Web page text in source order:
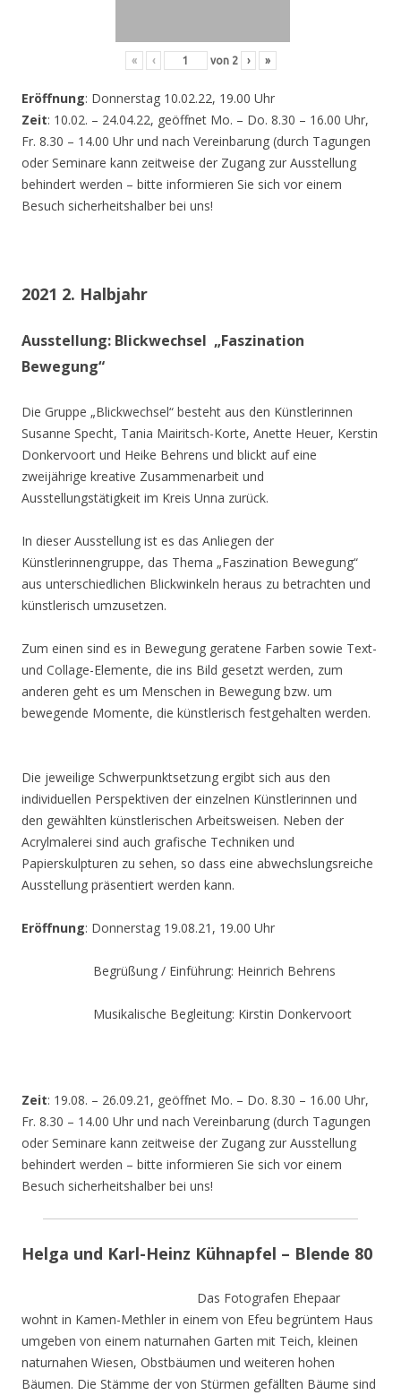
« ‹ von 2 › »
Eröffnung: Donnerstag 10.02.22, 19.00 Uhr
Zeit: 10.02. – 24.04.22, geöffnet Mo. – Do. 8.30 – 16.00 Uhr,
Fr. 8.30 – 14.00 Uhr und nach Vereinbarung (durch Tagungen
oder Seminare kann zeitweise der Zugang zur Ausstellung
behindert werden – bitte informieren Sie sich vor einem
Besuch sicherheitshalber bei uns!
2021 2. Halbjahr
Ausstellung: Blickwechsel „Faszination
Bewegung“
Die Gruppe „Blickwechsel“ besteht aus den Künstlerinnen
Susanne Specht, Tania Mairitsch-Korte, Anette Heuer, Kerstin
Donkervoort und Heike Behrens und blickt auf eine
zweijährige kreative Zusammenarbeit und
Ausstellungstätigkeit im Kreis Unna zurück.
In dieser Ausstellung ist es das Anliegen der
Künstlerinnengruppe, das Thema „Faszination Bewegung“
aus unterschiedlichen Blickwinkeln heraus zu betrachten und
künstlerisch umzusetzen.
Zum einen sind es in Bewegung geratene Farben sowie Text-
und Collage-Elemente, die ins Bild gesetzt werden, zum
anderen geht es um Menschen in Bewegung bzw. um
bewegende Momente, die künstlerisch festgehalten werden.
Die jeweilige Schwerpunktsetzung ergibt sich aus den
individuellen Perspektiven der einzelnen Künstlerinnen und
den gewählten künstlerischen Arbeitsweisen. Neben der
Acrylmalerei sind auch grafische Techniken und
Papierskulpturen zu sehen, so dass eine abwechslungsreiche
Ausstellung präsentiert werden kann.
Eröffnung: Donnerstag 19.08.21, 19.00 Uhr
Begrüßung / Einführung: Heinrich Behrens
Musikalische Begleitung: Kirstin Donkervoort
Zeit: 19.08. – 26.09.21, geöffnet Mo. – Do. 8.30 – 16.00 Uhr,
Fr. 8.30 – 14.00 Uhr und nach Vereinbarung (durch Tagungen
oder Seminare kann zeitweise der Zugang zur Ausstellung
behindert werden – bitte informieren Sie sich vor einem
Besuch sicherheitshalber bei uns!
Helga und Karl-Heinz Kühnapfel – Blende 80
Das Fotografen Ehepaar
wohnt in Kamen-Methler in einem von Efeu begrüntem Haus
umgeben von einem naturnahen Garten mit Teich, kleinen
naturnahen Wiesen, Obstbäumen und weiteren hohen
Bäumen. Die Stämme der von Stürmen gefällten Bäume sind